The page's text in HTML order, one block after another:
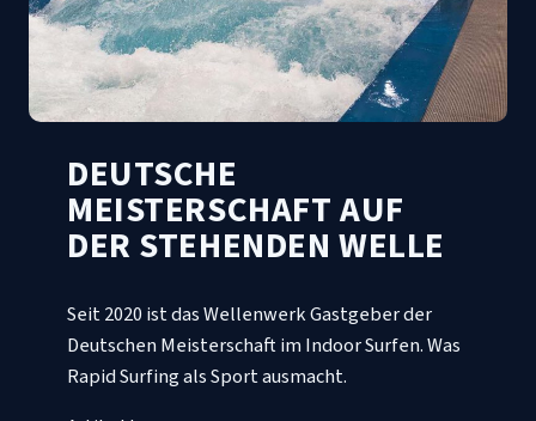
DEUTSCHE
MEISTERSCHAFT AUF
DER STEHENDEN WELLE
Seit 2020 ist das Wellenwerk Gastgeber der
Deutschen Meisterschaft im Indoor Surfen. Was
Rapid Surfing als Sport ausmacht.